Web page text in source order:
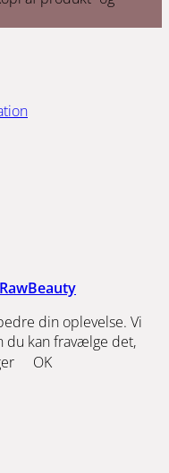
din oplevelse. Vi
du kan fravælge det,
OK